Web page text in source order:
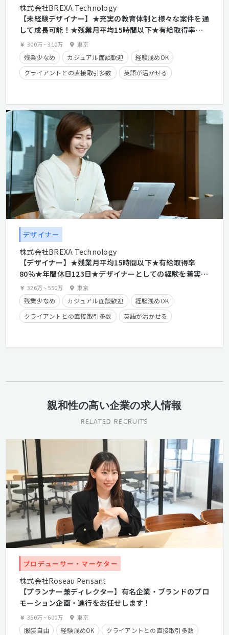
株式会社BREXA Technology
【未経験デザイナー】★充実の教育体制と様々な案件を通
して成長可能！★残業月平均15時間以下★有給取得率
80％★年間休日123日★
300万~310万 東京
残業少なめ カジュアル面談歓迎
経験浅めOK
クライアントとの直接取引多数
英語が活かせる
残業手当有り
経験者優遇 実務未経験OK
デザイナー
株式会社BREXA Technology
【デザイナー】★残業月平均15時間以下★有給取得率
80％★年間休日123日★デザイナーとしての経験を着実に
積みながらディレクターも目指せます！★充実の教育体制
と様々な案件を通して成長可能！
326万~550万 東京
残業少なめ カジュアル面談歓迎
経験浅めOK
クライアントとの直接取引多数
英語が活かせる
残業手当有り
経験者優遇
親和性の高い企業の求人情報
RELATED RECRUITS
プロデューサー・マーケター
株式会社Roseau Pensant
【プランナー兼ディレクター】有名企業・ブランドのプロ
モーション企画・進行をお任せします！
350万~600万 東京
服装自由 経験浅めOK
クライアントとの直接取引多数